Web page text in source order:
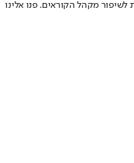
מקהל הקוראים. פנו אלינו